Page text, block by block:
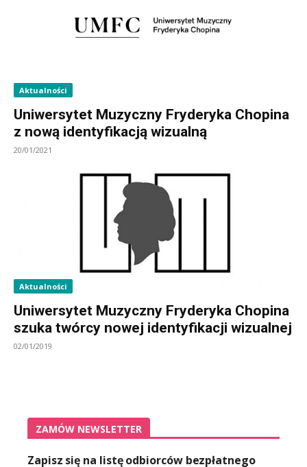
Aktualności
Uniwersytet Muzyczny Fryderyka Chopina
z nową identyfikacją wizualną
20/01/2021
Aktualności
Uniwersytet Muzyczny Fryderyka Chopina
szuka twórcy nowej identyfikacji wizualnej
02/01/2019
ZAMÓW NEWSLETTER
Zapisz się na listę odbiorców bezpłatnego